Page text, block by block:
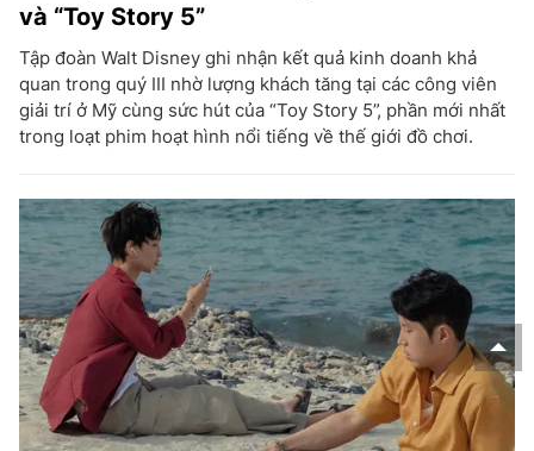
và “Toy Story 5”
Tập đoàn Walt Disney ghi nhận kết quả kinh doanh khả
quan trong quý III nhờ lượng khách tăng tại các công viên
giải trí ở Mỹ cùng sức hút của “Toy Story 5”, phần mới nhất
trong loạt phim hoạt hình nổi tiếng về thế giới đồ chơi.